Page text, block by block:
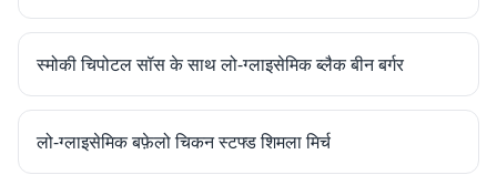
स्मोकी चिपोटल सॉस के साथ लो-ग्लाइसेमिक ब्लैक बीन बर्गर
लो-ग्लाइसेमिक बफ़ेलो चिकन स्टफ्ड शिमला मिर्च